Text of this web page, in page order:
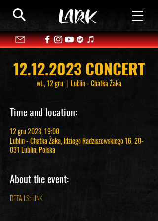
12.12.2023 CONCERT
wt., 12 gru
  |
Lublin - Chatka Żaka
Time and location:
12 gru 2023, 19:00
Lublin - Chatka Żaka, Idziego Radziszewskiego 16, 20-
031 Lublin, Polska
About the event:
DETAILS: LINK